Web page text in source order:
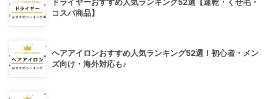
ドライヤーおすすめ人気ランキング52選【速乾・くせ毛・
コスパ商品】
ヘアアイロンおすすめ人気ランキング52選！初心者・メン
ズ向け・海外対応も♪